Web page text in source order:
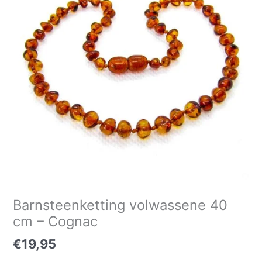
Barnsteenketting volwassene 40
cm – Cognac
€19,95